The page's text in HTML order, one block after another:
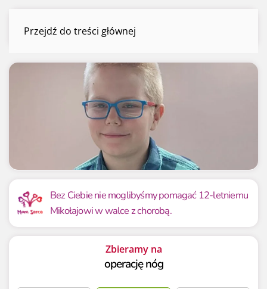
Przejdź do treści głównejMikołaj Wysoczański
Mamy już
204 001.36 zł
Potrzebujemy
250 000 zł
81.60% 81.60%
Bez Ciebie nie moglibyśmy pomagać 12-letniemu
Mikołajowi w walce z chorobą.
Zbieramy na
operację nóg